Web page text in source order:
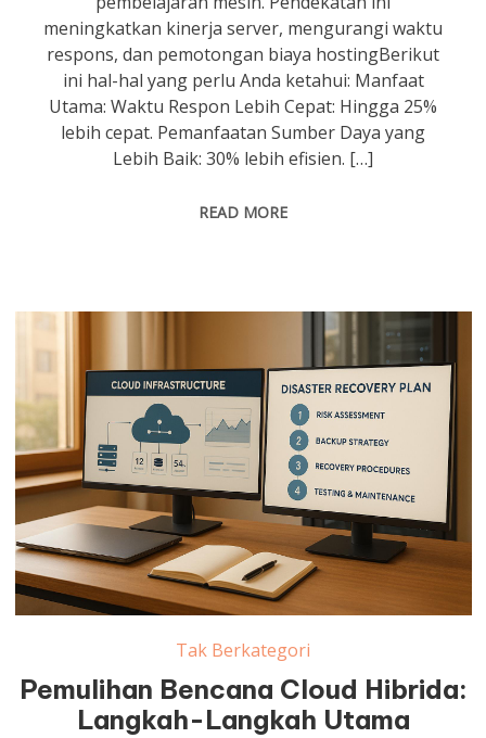
meningkatkan kinerja server, mengurangi waktu
respons, dan pemotongan biaya hostingBerikut
ini hal-hal yang perlu Anda ketahui: Manfaat
Utama: Waktu Respon Lebih Cepat: Hingga 25%
lebih cepat. Pemanfaatan Sumber Daya yang
Lebih Baik: 30% lebih efisien. […]
READ MORE
Tak Berkategori
Pemulihan Bencana Cloud Hibrida:
Langkah-Langkah Utama